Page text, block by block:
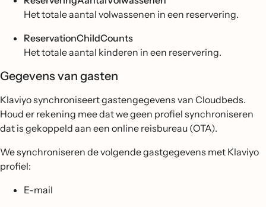
Het totale aantal volwassenen in een reservering.
ReservationChildCounts
Het totale aantal kinderen in een reservering.
Gegevens van gasten
Klaviyo synchroniseert gastengegevens van Cloudbeds.
Houd er rekening mee dat we geen profiel synchroniseren
dat is gekoppeld aan een online reisbureau (OTA).
We synchroniseren de volgende gastgegevens met Klaviyo
profiel:
E-mail